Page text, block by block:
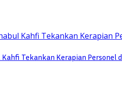
Tekankan Kerapian Personel